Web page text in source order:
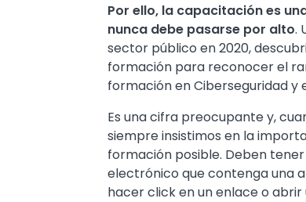
Por ello, la capacitación es
nunca debe pasarse por alto.
sector público en 2020,
formación para reconocer el
formación en Ciberseguridad y
Es una cifra preocupante y,
siempre insistimos en la
formación posible. Deben
electrónico que contenga una
hacer click en un enlace o